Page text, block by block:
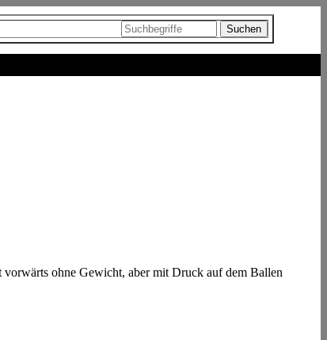
vorwärts ohne Gewicht, aber mit Druck auf dem Ballen